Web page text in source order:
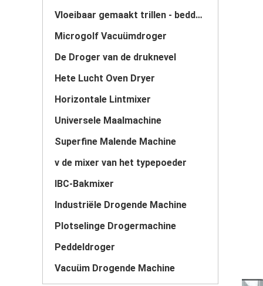
Vloeibaar gemaakt trillen - beddroger
Microgolf Vacuümdroger
De Droger van de druknevel
Hete Lucht Oven Dryer
Horizontale Lintmixer
Universele Maalmachine
Superfine Malende Machine
v de mixer van het typepoeder
IBC-Bakmixer
Industriële Drogende Machine
Plotselinge Drogermachine
Peddeldroger
Vacuüm Drogende Machine